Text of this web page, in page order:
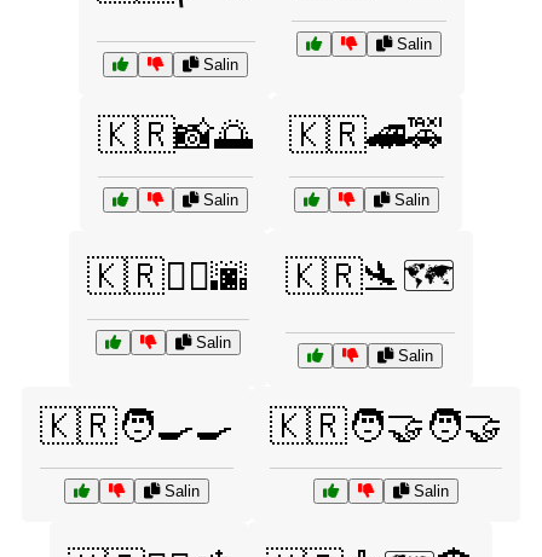
Salin
Salin
🇰🇷📸🌅
Salin
🇰🇷🚄🚕
Salin
🇰🇷🚶‍♂️🌆
Salin
🇰🇷🛬🗺️
Salin
🇰🇷🧑‍🍳🍳
Salin
🇰🇷🧑‍🤝‍🧑🤝
Salin